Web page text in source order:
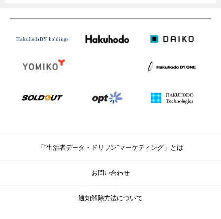
「“生活者データ・ドリブン”マーケティング」とは
お問い合わせ
通知解除方法について